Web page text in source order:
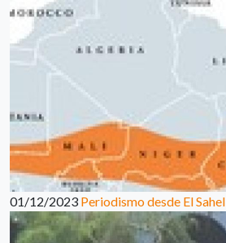
01/12/2023 Periodismo desde El Sahel